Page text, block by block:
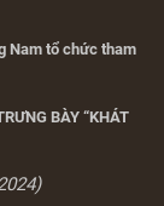
Nam tổ chức tham
BÀY “KHÁT